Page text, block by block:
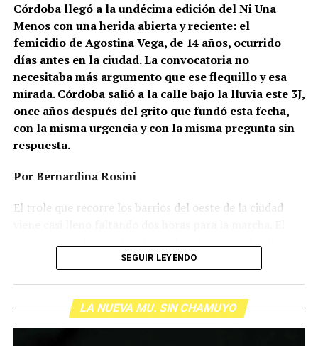
Gonzalo Giles, pensador y
comunicador «disca»: Error en el
Ganar la vida: La historia de (no)
Su hijo Ciro tenía 120 veces más agrotóxicos que lo
donde se encontraron pesticidas hasta en el agua de red.
Bajo amenazas de muerte Sabrina inició una denuncia
Córdoba llegó a la undécima edición del Ni Una
Menos con una herida abierta y reciente: el
femicidio de Agostina Vega, de 14 años, ocurrido
días antes en la ciudad. La convocatoria no
necesitaba más argumento que ese flequillo y esa
mirada. Córdoba salió a la calle bajo la lluvia este 3J,
once años después del grito que fundó esta fecha,
con la misma urgencia y con la misma pregunta sin
respuesta.
Por Bernardina Rosini
El trole que recorre los barrios del oeste de la ciudad
Agostina Vega, 14 años. Era fácil intuir que será una
atiende a su gente. Los que ocupan los sillones más
mullidos de las oficinas del poder local sobrevuelan las
SEGUIR LEYENDO
LA NUEVA MU. SIN CHAMUYO